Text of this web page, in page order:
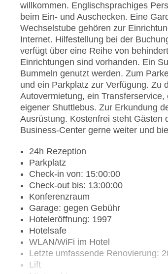
willkommen. Englischsprachiges
beim Ein- und Auschecken. Eine
Wechselstube gehören zur
Internet. Hilfestellung bei der
verfügt über eine Reihe von
Einrichtungen sind vorhanden. Ein
Bummeln genutzt werden. Zum
und ein Parkplatz zur Verfügung. Zu
Autovermietung, ein
eigener Shuttlebus. Zur Erkundung
Ausrüstung. Kostenfrei steht Gästen
Business-Center gerne weiter und
24h Rezeption
Parkplatz
Check-in von: 15:00:00
Check-out bis: 13:00:00
Konferenzraum
Garage: gegen Gebühr
Hoteleröffnung: 1997
Hotelsafe
WLAN/WiFi im Hotel
Letzte umfassende Renovierung:
Lift